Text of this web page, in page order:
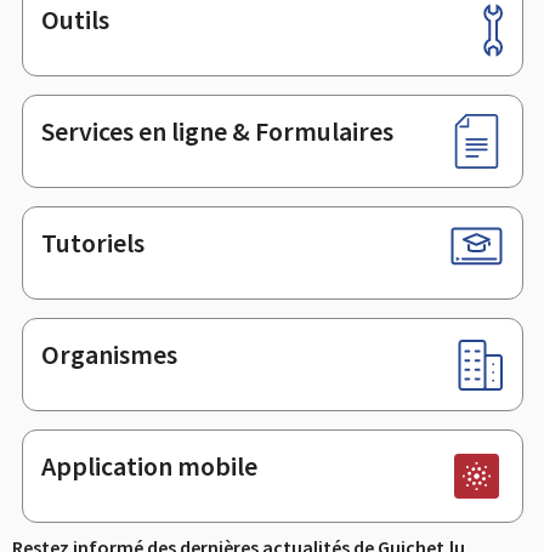
Pied
de
page
Outils
Services en ligne & Formulaires
Tutoriels
Organismes
Application mobile